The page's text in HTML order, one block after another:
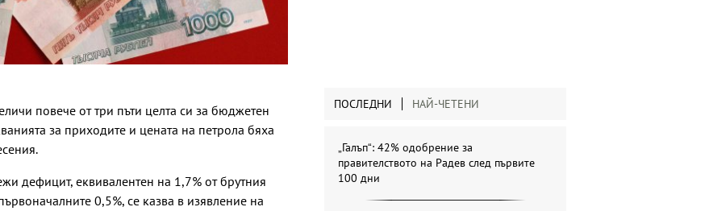
повече от три пъти целта си за бюджетен
за приходите и цената на петрола бяха
дефицит, еквивалентен на 1,7% от брутния
0,5%, се казва в изявление на
ПОСЛЕДНИ НАЙ-ЧЕТЕНИ
„Галъп“: 42% одобрение за
правителството на Радев след първите
100 дни